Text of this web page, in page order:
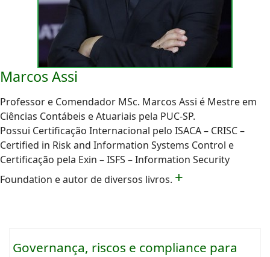
Marcos Assi
Professor e Comendador MSc. Marcos Assi é Mestre em
Ciências Contábeis e Atuariais pela PUC-SP.
Possui Certificação Internacional pelo ISACA – CRISC –
Certified in Risk and Information Systems Control e
Certificação pela Exin – ISFS – Information Security
Foundation e autor de diversos livros. +
Governança, riscos e compliance para